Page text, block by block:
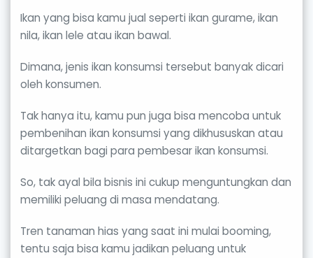
Ikan yang bisa kamu jual seperti ikan gurame, ikan
nila, ikan lele atau ikan bawal.
Dimana, jenis ikan konsumsi tersebut banyak dicari
oleh konsumen.
Tak hanya itu, kamu pun juga bisa mencoba untuk
pembenihan ikan konsumsi yang dikhususkan atau
ditargetkan bagi para pembesar ikan konsumsi.
So, tak ayal bila bisnis ini cukup menguntungkan dan
memiliki peluang di masa mendatang.
Tren tanaman hias yang saat ini mulai booming,
tentu saja bisa kamu jadikan peluang untuk